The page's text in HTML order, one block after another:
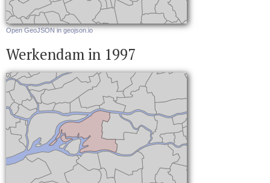
Open GeoJSON in geojson.io
Werkendam in 1997